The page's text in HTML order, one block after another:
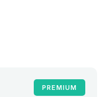
PREMIUM